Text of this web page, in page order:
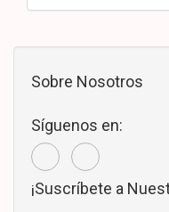
Sobre Nosotros
Síguenos en:
¡Suscríbete a